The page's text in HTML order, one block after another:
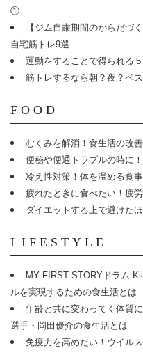
①
【ジム自粛期間のからだづ
自宅筋トレ9選
運動をすることで得られる
筋トレするなら朝？夜？ベ
FOOD
むくみを解消！食生活の改
便秘や便通トラブルの時に
冷え性対策！体を温める食
疲れたときに食べたい！疲
ダイエットする上で避けた
LIFESTYLE
MY FIRST STORYドラム
ルを実現するための食生活とは
年齢と共に変わってく体質
選手・岡田優介の食生活とは
免疫力を高めたい！ウイル